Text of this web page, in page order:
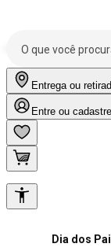
Entrega ou
Entre ou
Dia dos